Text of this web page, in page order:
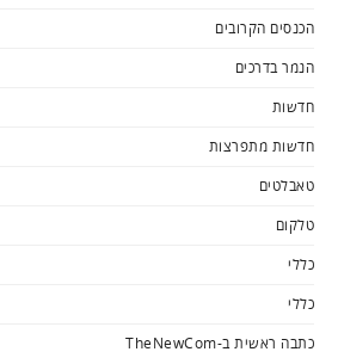
הכנסים הקרובים
הנמר בדרכים
חדשות
חדשות מתפרצות
טאבלטים
טלקום
כללי
כללי
כתבה ראשית ב-TheNewCom